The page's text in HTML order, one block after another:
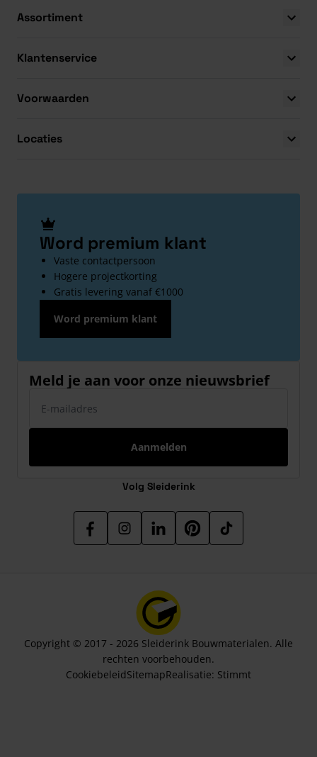
Assortiment
Klantenservice
Voorwaarden
Locaties
Word premium klant
Vaste contactpersoon
Hogere projectkorting
Gratis levering vanaf €1000
Word premium klant
Meld je aan voor onze nieuwsbrief
Aanmelden
Volg Sleiderink
Copyright © 2017 - 2026 Sleiderink Bouwmaterialen. Alle
rechten voorbehouden.
CookiebeleidSitemapRealisatie: Stimmt